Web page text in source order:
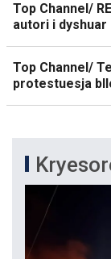
Top Channel/
autori i
Top Channel/
protestuesja